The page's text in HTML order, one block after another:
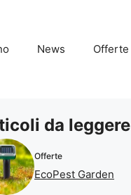
News Offerte
da leggere
Offerte
EcoPest Garden